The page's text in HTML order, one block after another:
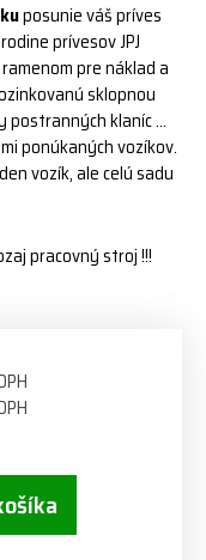
posunie váš príves
prívesov JPJ
pre náklad a
sklopnou
postranných klaníc …
ponúkaných vozíkov.
vozík, ale celú sadu
pracovný stroj !!!